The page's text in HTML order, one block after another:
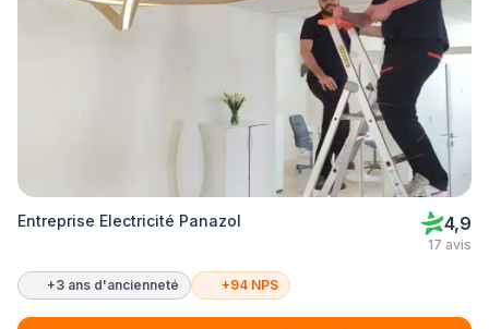
Entreprise Electricité Panazol 4,9
17 avis
+3 ans d'ancienneté +94 NPS